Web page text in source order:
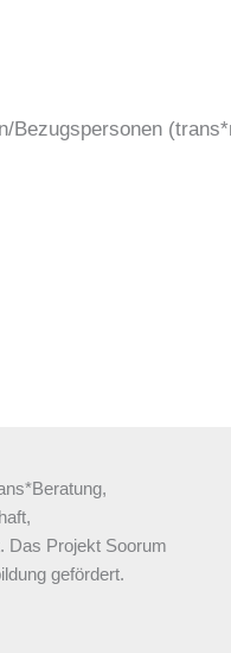
Das Projekt Soorum
gefördert.